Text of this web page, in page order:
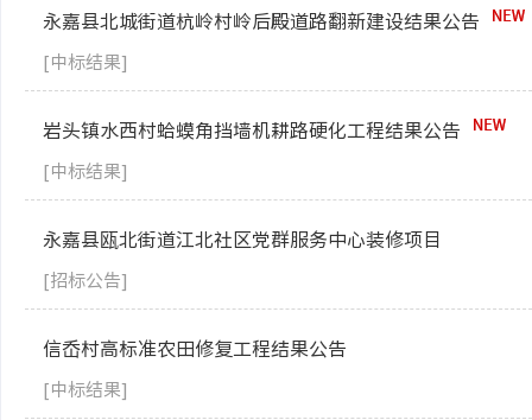
永嘉县北城街道杭岭村岭后殿道路翻新建设结果公告
[中标结果]
岩头镇水西村蛤蟆角挡墙机耕路硬化工程结果公告
[中标结果]
永嘉县瓯北街道江北社区党群服务中心装修项目
[招标公告]
信岙村高标准农田修复工程结果公告
[中标结果]